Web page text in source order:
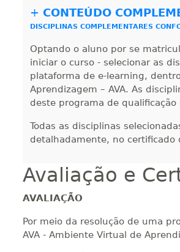
440 H 55dias 150
+ CONTEÚDO
DISCIPLINAS COMPLEMENTARES
Optando o aluno por se
iniciar o curso - selecionar as
plataforma de e-learning,
Aprendizagem – AVA. As
deste programa de qualificação
Todas as disciplinas
detalhadamente, no certificado
Avaliação e
AVALIAÇÃO
Por meio da resolução de uma
AVA - Ambiente Virtual de